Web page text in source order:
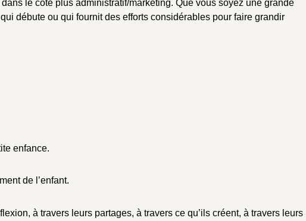
le côté plus administratif/marketing. Que vous soyez une grande
débute ou qui fournit des efforts considérables pour faire grandir
enfance.
de l’enfant.
à travers leurs partages, à travers ce qu’ils créent, à travers leurs